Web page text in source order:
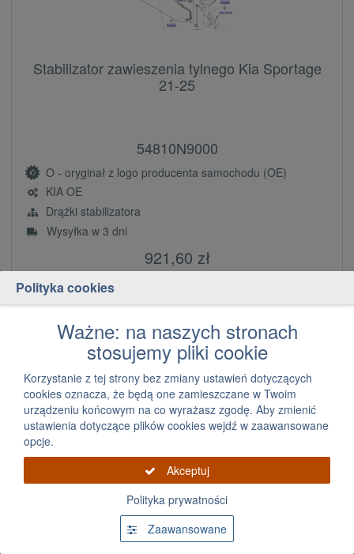
Stabilizator zawieszenia tylnego Kia Sportage
21-25
54810N9000
O - oryginał z logo producenta samochodu (OE)
KIA OE
Drążki stabilizatora
Wysyłka w 3 dni
921,60 zł
za szt.
szt.
Dodaj
Strona 1 z 1, 1 do 26 z 26 produktów
Drążki stabilizatora
Polityka cookies
Ważne: na naszych stronach
stosujemy pliki cookie
Korzystanie z tej strony bez zmiany ustawień dotyczących
cookies oznacza, że będą one zamieszczane w Twoim
urządzeniu końcowym na co wyrażasz zgodę. Aby zmienić
ustawienia dotyczące plików cookies wejdź w zaawansowane
opcje.
Akceptuj
Polityka prywatności
Zaawansowane